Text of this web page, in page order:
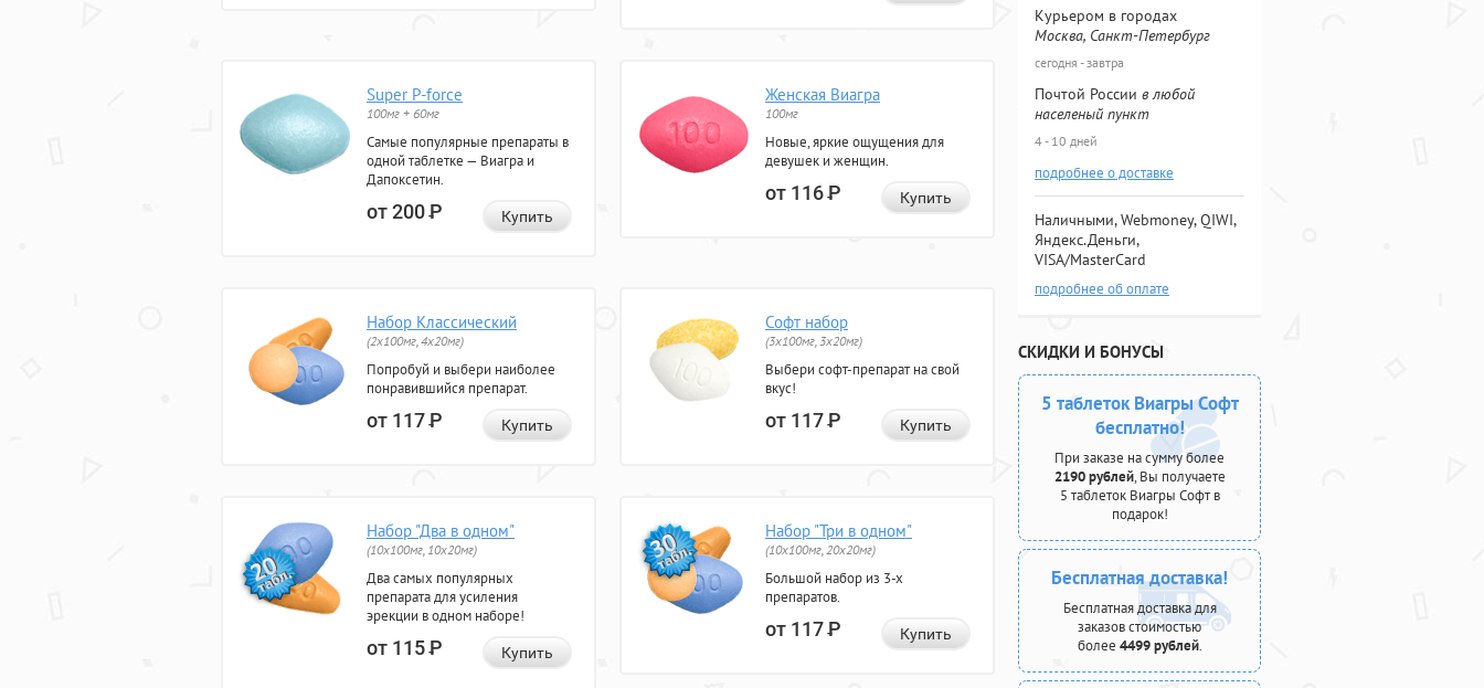
Super P-force
100мг + 60мг
Самые популярные препараты в
одной таблетке — Виагра и
Дапоксетин.
от 200Р Купить
Женская Виагра
100мг
Новые, яркие ощущения для
девушек и женщин.
от 116Р Купить
Набор Классический
(2x100мг, 4x20мг)
Попробуй и выбери наиболее
понравившийся препарат.
от 117Р Купить
Софт набор
(3x100мг, 3x20мг)
Выбери софт-препарат на свой
вкус!
от 117Р Купить
Набор "Два в одном"
(10x100мг, 10x20мг)
Два самых популярных
препарата для усиления
эрекции в одном наборе!
от 115Р Купить
Набор "Три в одном"
(10x100мг, 20x20мг)
Большой набор из 3-х
препаратов.
от 117Р Купить
Курьером в городах
Москва, Санкт-Петербург
сегодня - завтра
Почтой России в любой
населеный пункт
4 - 10 дней
подробнее о доставке
Наличными, Webmoney, QIWI,
Яндекс.Деньги,
VISA/MasterCard
подробнее об оплате
СКИДКИ И БОНУСЫ
5 таблеток Виагры Софт
бесплатно!
При заказе на сумму более
2190 рублей, Вы получаете
5 таблеток Виагры Софт в
подарок!
Бесплатная доставка!
Бесплатная доставка для
заказов стоимостью
более 4499 рублей.